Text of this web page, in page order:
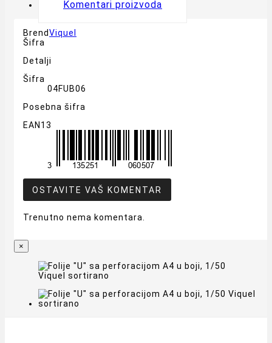
Komentari proizvoda
BrendViquel
Šifra
Detalji
Šifra
04FUB06
Posebna šifra
EAN13
OSTAVITE VAŠ KOMENTAR
Trenutno nema komentara.
×